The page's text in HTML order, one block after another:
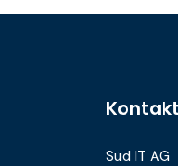
Kontakt
Süd IT AG